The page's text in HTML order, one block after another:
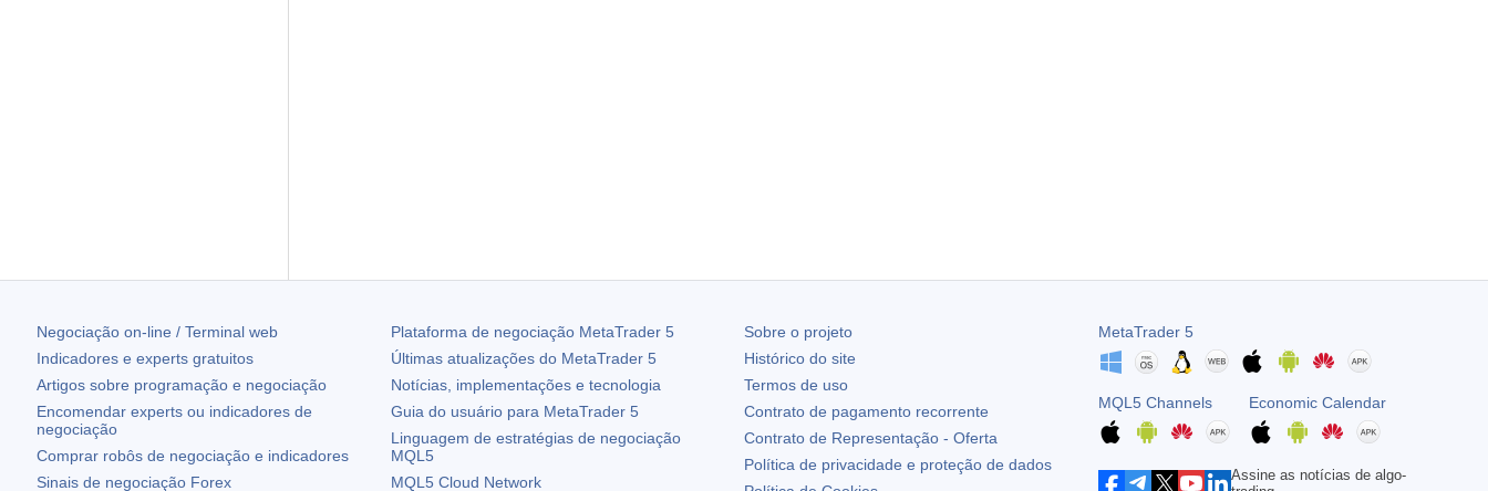
Negociação on-line / Terminal web
Indicadores e experts gratuitos
Artigos sobre programação e negociação
Encomendar experts ou indicadores de
negociação
Comprar robôs de negociação e indicadores
Sinais de negociação Forex
Plataforma de negociação MetaTrader 5
Últimas atualizações do MetaTrader 5
Notícias, implementações e tecnologia
Guia do usuário para MetaTrader 5
Linguagem de estratégias de negociação
MQL5
MQL5 Cloud Network
Sobre o projeto
Histórico do site
Termos de uso
Contrato de pagamento recorrente
Contrato de Representação - Oferta
Política de privacidade e proteção de dados
MetaTrader 5
MQL5 Channels Economic Calendar
Assine as notícias de algo-